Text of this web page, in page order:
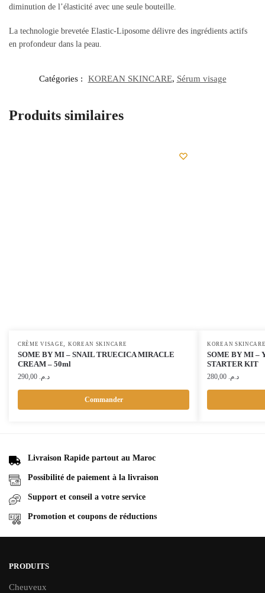
diminution de l’élasticité avec une seule bouteille.
La technologie brevetée Elastic-Liposome délivre des ingrédients actifs
en profondeur dans la peau.
Catégories : KOREAN SKINCARE, Sérum visage
Produits similaires
CRÈME VISAGE KOREAN SKINCARE
SOME BY MI – SNAIL TRUECICA MIRACLE
CREAM – 50ml
د.م.
Commander
KOREAN
SOME BY MI –
STARTER KIT
د.م.
Livraison Rapide partout au Maroc
Possibilité de paiement à la livraison
Support et conseil a votre service
Promotion et coupons de réductions
PRODUITS
Cheuveux